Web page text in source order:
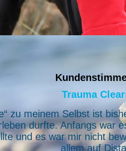
Trauma
zu meinem Selbst ist
durfte. Anfangs war
und es war mir nicht
allem auf